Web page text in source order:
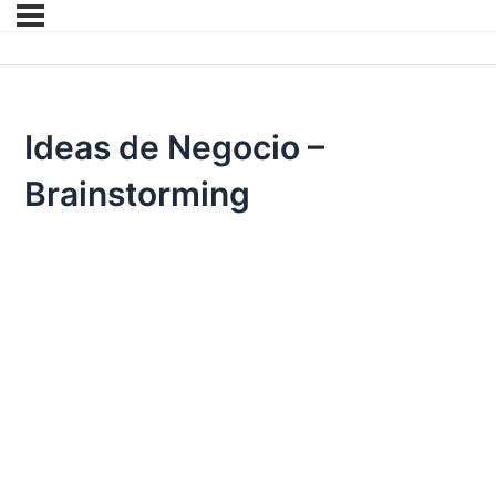
Ideas de Negocio –
Brainstorming